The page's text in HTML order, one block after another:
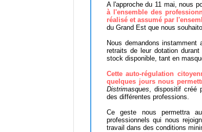
A l'approche du 11 mai, nous
à l'ensemble des
réalisé et assumé par
du Grand Est que nous
Nous demandons
retraits de leur dotation
stock disponible, tant en
Cette auto-régulation
quelques jours nous
Distrimasques, dispositif créé
des différentes professions.
Ce geste nous permettra
professionnels qui nous
travail dans des conditions